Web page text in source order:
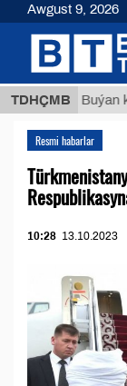
TDHÇMB
Buýan
Resmi habarlar
10:28 13.10.2023
Awgust 9, 2026